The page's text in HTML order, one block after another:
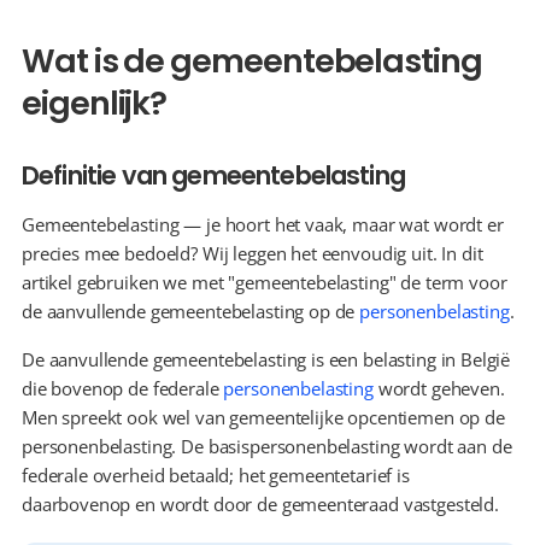
Wat is de gemeentebelasting
eigenlijk?
Definitie van gemeentebelasting
Gemeentebelasting — je hoort het vaak, maar wat wordt er
precies mee bedoeld? Wij leggen het eenvoudig uit. In dit
artikel gebruiken we met "gemeentebelasting" de term voor
de aanvullende gemeentebelasting op de personenbelasting.
De aanvullende gemeentebelasting is een belasting in België
die bovenop de federale personenbelasting wordt geheven.
Men spreekt ook wel van gemeentelijke opcentiemen op de
personenbelasting. De basispersonenbelasting wordt aan de
federale overheid betaald; het gemeentetarief is
daarbovenop en wordt door de gemeenteraad vastgesteld.